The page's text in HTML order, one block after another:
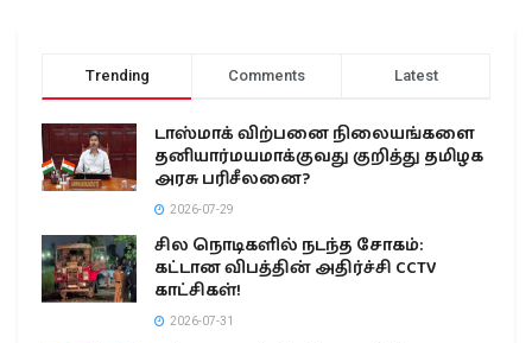
Trending Comments Latest
டாஸ்மாக் விற்பனை நிலையங்களை
தனியார்மயமாக்குவது குறித்து தமிழக
அரசு பரிசீலனை?
2026-07-29
சில நொடிகளில் நடந்த சோகம்:
கட்டான விபத்தின் அதிர்ச்சி CCTV
காட்சிகள்!
2026-07-31